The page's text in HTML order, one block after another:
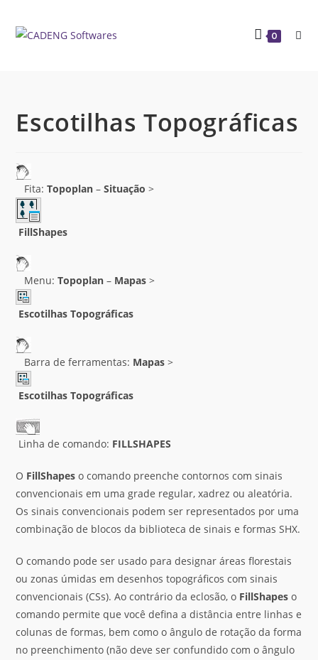
0
Escotilhas Topográficas
Fita:Topoplan –Situação >
FillShapes
Menu:Topoplan – Mapas >
Escotilhas Topográficas
Barra de ferramentas: Mapas >
Escotilhas Topográficas
Linha de comando: FILLSHAPES
O FillShapes o comando preenche contornos com sinais
convencionais em uma grade regular, xadrez ou aleatória.
Os sinais convencionais podem ser representados por uma
combinação de blocos da biblioteca de sinais e formas SHX.
O comando pode ser usado para designar áreas florestais
ou zonas úmidas em desenhos topográficos com sinais
convencionais (CSs). Ao contrário da eclosão, o FillShapes o
comando permite que você defina a distância entre linhas e
colunas de formas, bem como o ângulo de rotação da forma
no preenchimento (não deve ser confundido com o ângulo